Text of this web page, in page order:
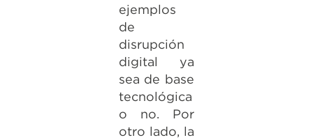
ejemplos
de
disrupción
digital ya
sea de base
tecnológica
o no. Por
otro lado, la